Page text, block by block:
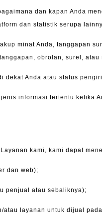
dan kapan Anda
dan statistik serupa
minat Anda, tanggapan
obrolan, surel,
dekat Anda atau status
informasi tertentu ketika
kami, kami dapat
dan web);
penjual atau sebaliknya);
layanan untuk dijual